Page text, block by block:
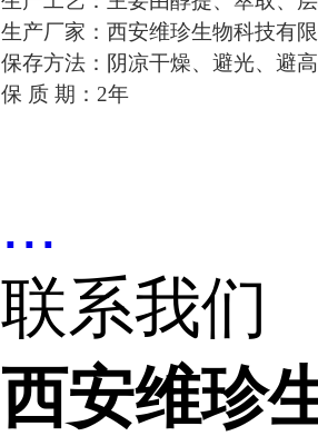
生产厂家：西安维珍生物科技有
保存方法：阴凉干燥、避光、避
保 质 期：2年
...
联系我们
西安维珍